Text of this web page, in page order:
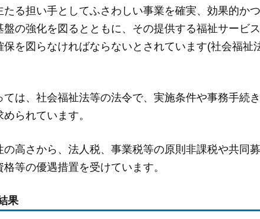
る担い手としてふさわしい事業を確実、効果的か
の強化を図るとともに、その提供する福祉サービ
を図らなければならないとされています(社会福祉
は、社会福祉法等の法令で、実施条件や事務手続
られています。
高さから、法人税、事業税等の原則非課税や共同
等の優遇措置を受けています。
果